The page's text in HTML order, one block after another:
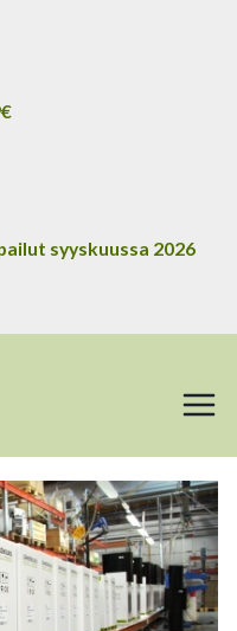
syyskuussa 2026